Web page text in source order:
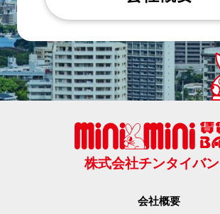
株式会社チンタイバ
会社概要